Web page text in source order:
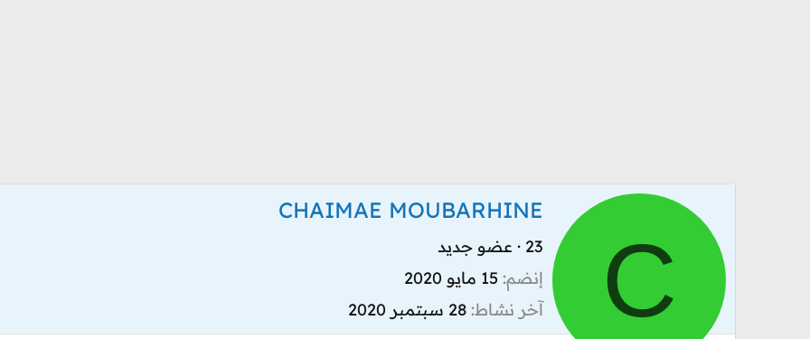
C
CHAIMAE MOUBARHINE
عضو جديد · 23
إنضم 15 مايو 2020
آخر نشاط 28 سبتمبر 2020